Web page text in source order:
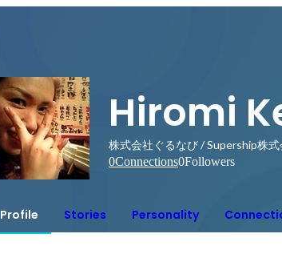
Hiromi
株式会社ぐるなび / Supership株式
0Connections0Followers
Profile Stories Personality